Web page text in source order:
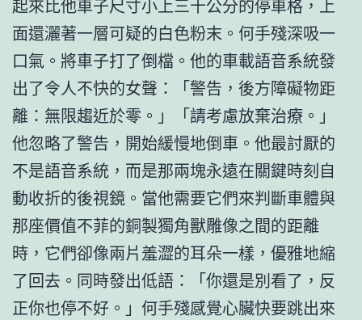
起來比他車子尺寸小上三十公分的停車格，上
面還灑著一層可疑的白色粉末。何手殘深吸一
口氣。將車子打了倒檔。他的車載語音系統發
出了令人不快的女聲：「警告，後方障礙物距
離：無限趨近於零。」「請考慮放棄治療。」
他忽略了警告，開始緩慢地倒車。他最討厭的
不是語音系統，而是那兩塊永遠在關鍵時刻自
動收折的後視鏡。當他需要它們來判斷車體與
那座價值不菲的銅製獨角獸雕像之間的距離
時，它們卻像兩片羞澀的耳朵一樣，優雅地縮
了回去。同時發出低語：「你還是別看了，反
正你也停不好。」何手殘感覺心臟快要跳出來